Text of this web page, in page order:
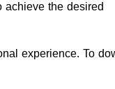
achieve the desired
experience. To